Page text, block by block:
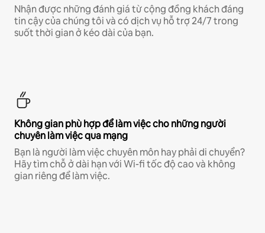
Nhận được những đánh giá từ cộng đồng khách đáng
tin cậy của chúng tôi và có dịch vụ hỗ trợ 24/7 trong
suốt thời gian ở kéo dài của bạn.
Không gian phù hợp để làm việc cho những người
chuyên làm việc qua mạng
Bạn là người làm việc chuyên môn hay phải di chuyển?
Hãy tìm chỗ ở dài hạn với Wi-fi tốc độ cao và không
gian riêng để làm việc.